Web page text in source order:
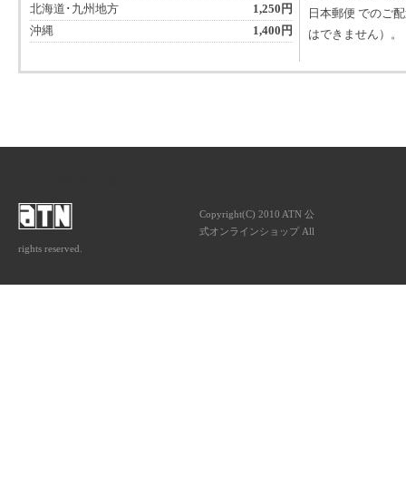
北海道･九州地方
1,250円
沖縄
1,400円
日本郵便 でのご
はできません）。
Copyright(C) 2010 ATN 公
式オンラインショップ All
rights reserved.